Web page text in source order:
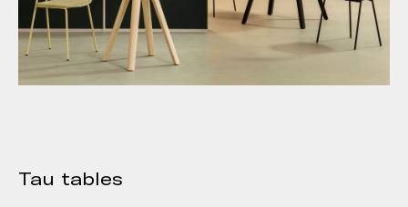
Tau tables